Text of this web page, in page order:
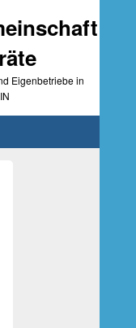
Eigenbetriebe in